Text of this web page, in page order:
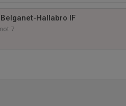
Hallabro IF
7